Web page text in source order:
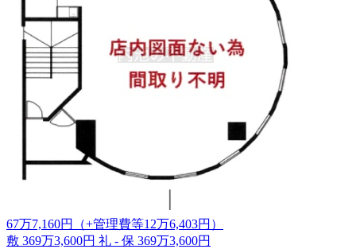
67万7,160円 （+管理費等12万6,403円 ）
敷 369万3,600円 礼 - 保 369万3,600円